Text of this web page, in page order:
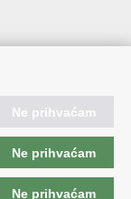
Ne prihvaćam
Ne prihvaćam
Ne prihvaćam